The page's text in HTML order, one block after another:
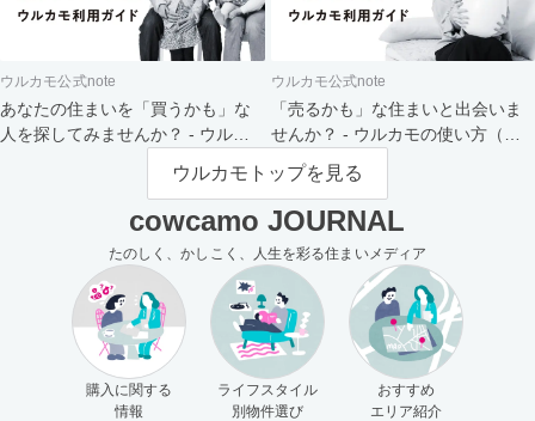
ウルカモ公式note
あなたの住まいを「買うかも」な
人を探してみませんか？ - ウルカ
ウルカモ公式note
「売るかも」な住まいと出会いま
せんか？ - ウルカモの使い方（買
主さま向け）
ウルカモトップを見る
cowcamo JOURNAL
たのしく、かしこく、人生を彩る住まいメディア
購入に関する
情報
ライフスタイル
別物件選び
おすすめ
エリア紹介